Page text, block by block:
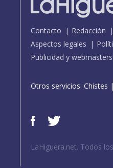
Contacto Redacción
Aspectos legales
Publicidad y webmasters
Otros servicios: Chistes |
LaHiguera.net. Todos